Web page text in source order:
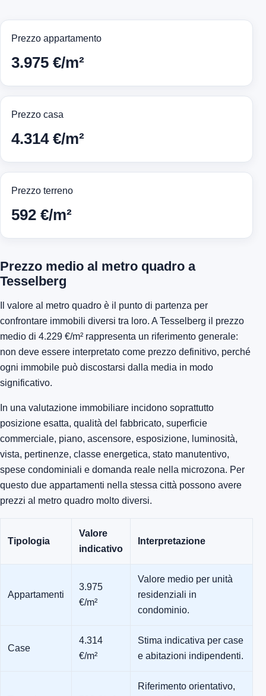
Prezzo appartamento
3.975 €/m²
Prezzo casa
4.314 €/m²
Prezzo terreno
592 €/m²
Prezzo medio al metro quadro a
Tesselberg
Il valore al metro quadro è il punto di partenza per
confrontare immobili diversi tra loro. A Tesselberg il prezzo
medio di 4.229 €/m² rappresenta un riferimento generale:
non deve essere interpretato come prezzo definitivo, perché
ogni immobile può discostarsi dalla media in modo
significativo.
In una valutazione immobiliare incidono soprattutto
posizione esatta, qualità del fabbricato, superficie
commerciale, piano, ascensore, esposizione, luminosità,
vista, pertinenze, classe energetica, stato manutentivo,
spese condominiali e domanda reale nella microzona. Per
questo due appartamenti nella stessa città possono avere
prezzi al metro quadro molto diversi.
Tipologia
Valore
indicativo
Interpretazione
Appartamenti
3.975
€/m²
Valore medio per unità
residenziali in
condominio.
Case
4.314
€/m²
Stima indicativa per case
e abitazioni indipendenti.
Riferimento orientativo,